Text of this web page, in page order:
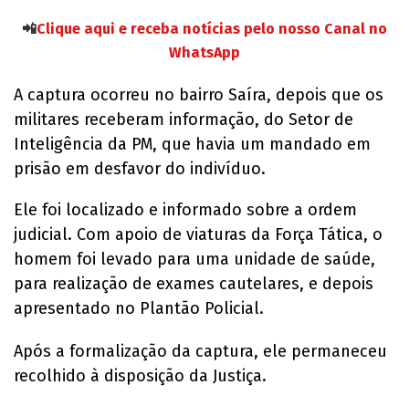
📲Clique aqui e receba notícias pelo nosso Canal no
WhatsApp
A captura ocorreu no bairro Saíra, depois que os
militares receberam informação, do Setor de
Inteligência da PM, que havia um mandado em
prisão em desfavor do indivíduo.
Ele foi localizado e informado sobre a ordem
judicial. Com apoio de viaturas da Força Tática, o
homem foi levado para uma unidade de saúde,
para realização de exames cautelares, e depois
apresentado no Plantão Policial.
Após a formalização da captura, ele permaneceu
recolhido à disposição da Justiça.